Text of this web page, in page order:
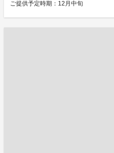
ご提供予定時期：12月中旬